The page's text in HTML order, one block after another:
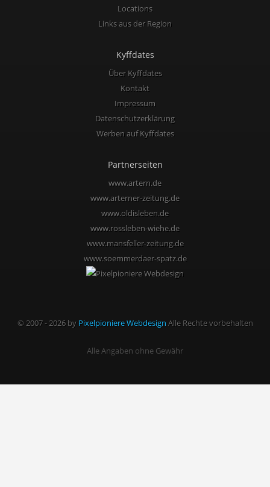
Locations
Links aus der Region
Kyffdates
Über Kyffdates
Kontakt
Impressum
Datenschutzerklärung
Werben auf Kyffdates
Partnerseiten
www.artern.de
www.arterner-zeitung.de
www.oldisleben.de
www.rossleben-wiehe.de
www.mansfeller-zeitung.de
www.soemmerdaer-spatz.de
© 2007 - 2026 by Pixelpioniere Webdesign Alle Rechte vorbehalten
Alle Angaben ohne Gewähr